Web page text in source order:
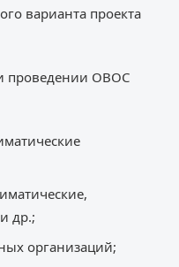
варианта проекта
проведении ОВОС
др.;
организаций;